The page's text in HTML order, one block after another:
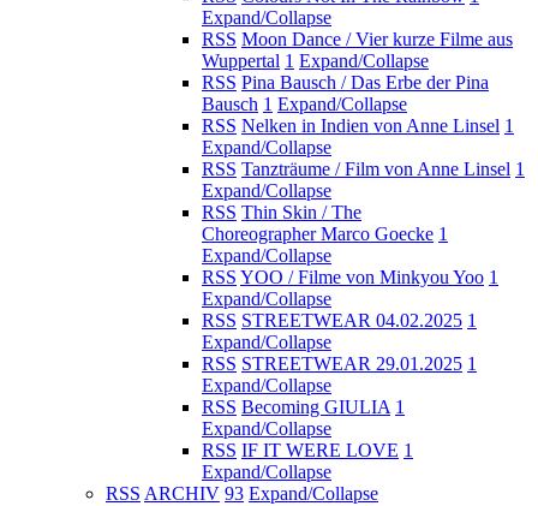
Expand/Collapse
RSS Moon Dance / Vier kurze Filme aus
Wuppertal 1 Expand/Collapse
RSS Pina Bausch / Das Erbe der Pina
Bausch 1 Expand/Collapse
RSS Nelken in Indien von Anne Linsel 1
Expand/Collapse
RSS Tanzträume / Film von Anne Linsel 1
Expand/Collapse
RSS Thin Skin / The
Choreographer Marco Goecke 1
Expand/Collapse
RSS YOO / Filme von Minkyou Yoo 1
Expand/Collapse
RSS STREETWEAR 04.02.2025 1
Expand/Collapse
RSS STREETWEAR 29.01.2025 1
Expand/Collapse
RSS Becoming GIULIA 1
Expand/Collapse
RSS IF IT WERE LOVE 1
Expand/Collapse
RSS ARCHIV 93 Expand/Collapse